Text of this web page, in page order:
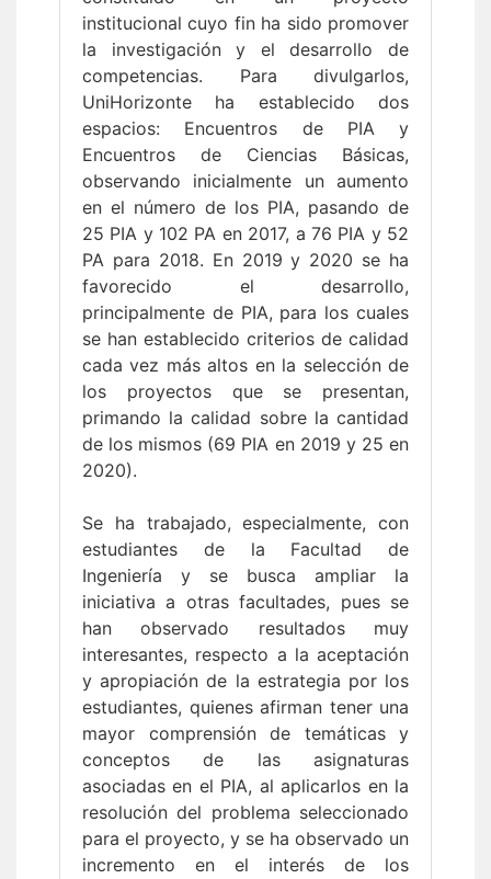
institucional cuyo fin ha sido promover
la investigación y el desarrollo de
competencias. Para divulgarlos,
UniHorizonte ha establecido dos
espacios: Encuentros de PIA y
Encuentros de Ciencias Básicas,
observando inicialmente un aumento
en el número de los PIA, pasando de
25 PIA y 102 PA en 2017, a 76 PIA y 52
PA para 2018. En 2019 y 2020 se ha
favorecido el desarrollo,
principalmente de PIA, para los cuales
se han establecido criterios de calidad
cada vez más altos en la selección de
los proyectos que se presentan,
primando la calidad sobre la cantidad
de los mismos (69 PIA en 2019 y 25 en
2020).
Se ha trabajado, especialmente, con
estudiantes de la Facultad de
Ingeniería y se busca ampliar la
iniciativa a otras facultades, pues se
han observado resultados muy
interesantes, respecto a la aceptación
y apropiación de la estrategia por los
estudiantes, quienes afirman tener una
mayor comprensión de temáticas y
conceptos de las asignaturas
asociadas en el PIA, al aplicarlos en la
resolución del problema seleccionado
para el proyecto, y se ha observado un
incremento en el interés de los